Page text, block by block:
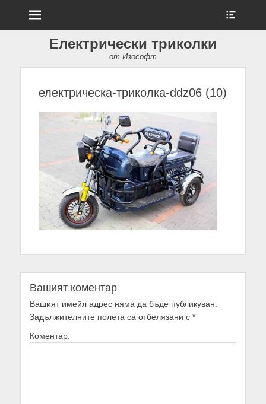
Електрически триколки
от Изософт
електрическа-триколка-ddz06 (10)
Вашият коментар
Вашият имейл адрес няма да бъде публикуван.
Задължителните полета са отбелязани с *
Коментар: